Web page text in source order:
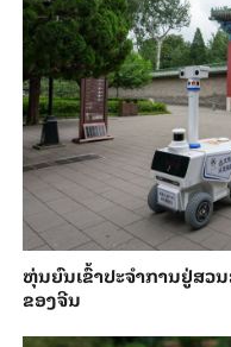
ຫຸ່ນ​ຍົນ​ເຂົ້າ​ປະ​ຈຳ​ການ​ຢູ່​ສ
ຂອງ​ຈີນ